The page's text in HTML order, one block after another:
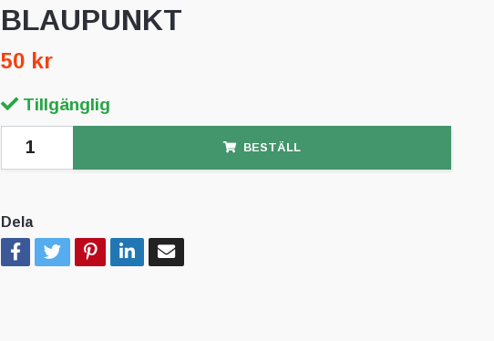
BLAUPUNKT
50 kr
Tillgänglig
BESTÄLL
Dela